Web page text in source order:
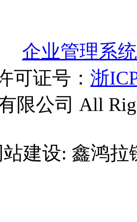
企业管理系
可证号： 浙
限公司 All
设: 鑫鸿拉